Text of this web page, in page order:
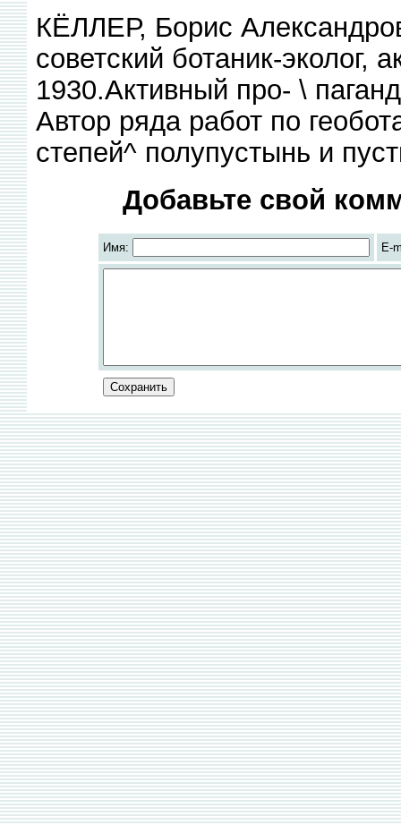
КЁЛЛЕР, Борис
советский ботаник-эколог,
1930.Активный про- \
Автор ряда работ по
степей^ полупустынь и
Добавьте свой
Имя: E-